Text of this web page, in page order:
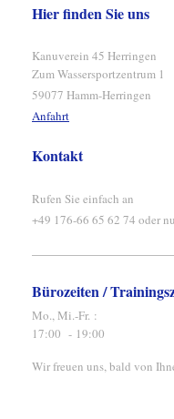
Hier finden Sie uns
Kanuverein 45 Herringen
Zum Wassersportzentrum 1
59077 Hamm-Herringen
Anfahrt
Kontakt
Rufen Sie einfach an
+49 176-66 65 62 74 oder
Bürozeiten /
Mo., Mi.-Fr. :
17:00 - 19:00
Wir freuen uns, bald von